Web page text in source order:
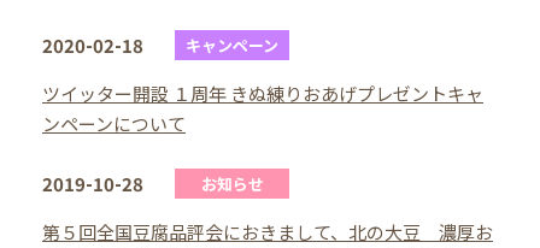
2020-02-18 キャンペーン
ツイッター開設 １周年 きぬ練りおあげプレゼントキャ
ンペーンについて
2019-10-28 お知らせ
第５回全国豆腐品評会におきまして、北の大豆 濃厚お